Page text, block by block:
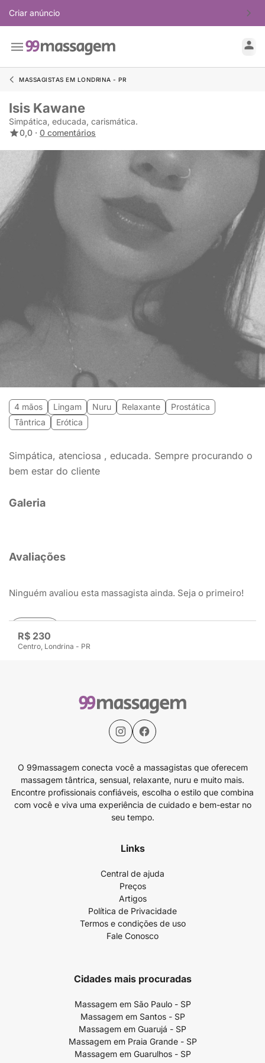
Criar anúncio
MASSAGISTAS EM LONDRINA - PR
Isis Kawane
Simpática, educada, carismática.
0,0 · 0 comentários
R$ 230
Centro, Londrina - PR
4 mãos Lingam Nuru Relaxante
Prostática
Tântrica
Erótica
Simpática, atenciosa , educada. Sempre procurando o
bem estar do cliente
Galeria
Avaliações
Ninguém avaliou esta massagista ainda. Seja o primeiro!
Avaliar
O 99massagem conecta você a massagistas que oferecem
massagem tântrica, sensual, relaxante, nuru e muito mais.
Encontre profissionais confiáveis, escolha o estilo que combina
com você e viva uma experiência de cuidado e bem-estar no
seu tempo.
Links
Central de ajuda
Preços
Artigos
Política de Privacidade
Termos e condições de uso
Fale Conosco
Cidades mais procuradas
Massagem em São Paulo - SP
Massagem em Santos - SP
Massagem em Guarujá - SP
Massagem em Praia Grande - SP
Massagem em Guarulhos - SP